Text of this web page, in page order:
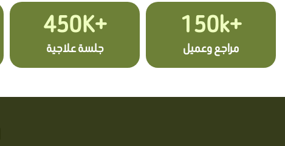
+150k
مراجع وعميل
+450K
جلسة علاجية